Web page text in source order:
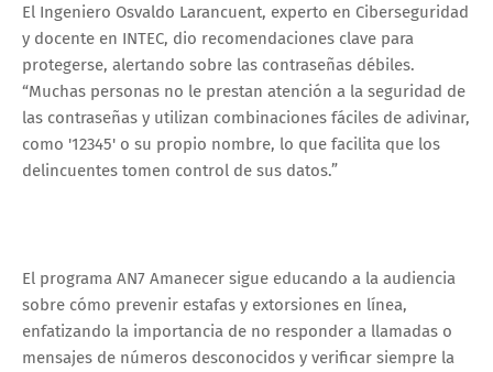
El Ingeniero Osvaldo Larancuent, experto en Ciberseguridad
y docente en INTEC, dio recomendaciones clave para
protegerse, alertando sobre las contraseñas débiles.
“Muchas personas no le prestan atención a la seguridad de
las contraseñas y utilizan combinaciones fáciles de adivinar,
como '12345' o su propio nombre, lo que facilita que los
delincuentes tomen control de sus datos.”
El programa AN7 Amanecer sigue educando a la audiencia
sobre cómo prevenir estafas y extorsiones en línea,
enfatizando la importancia de no responder a llamadas o
mensajes de números desconocidos y verificar siempre la